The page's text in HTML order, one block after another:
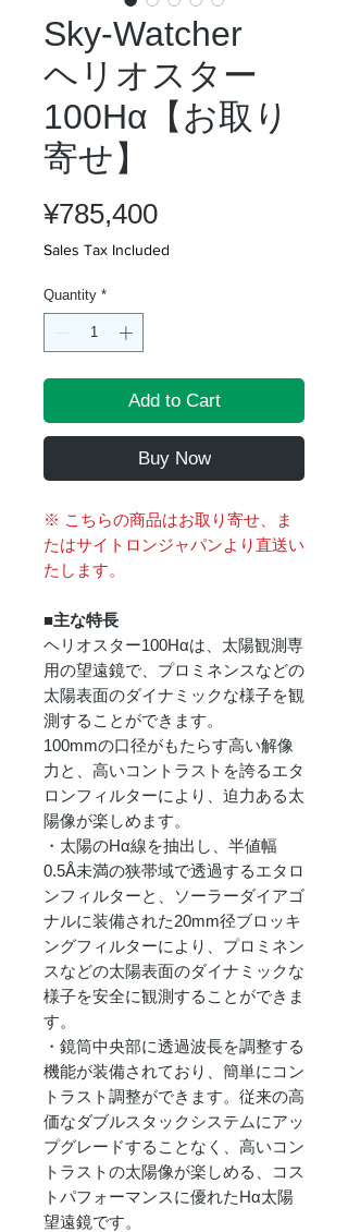
Sky-Watcher
ヘリオスター
100Hα【お取り
寄せ】
¥785,400Price
Sales Tax Included
Quantity *
Add to Cart
Buy Now
※ こちらの商品はお取り寄せ、ま
たはサイトロンジャパンより直送い
たします。
■主な特長
ヘリオスター100Hαは、太陽観測専
用の望遠鏡で、プロミネンスなどの
太陽表面のダイナミックな様子を観
測することができます。
100mmの口径がもたらす高い解像
力と、高いコントラストを誇るエタ
ロンフィルターにより、迫力ある太
陽像が楽しめます。
・太陽のHα線を抽出し、半値幅
0.5Å未満の狭帯域で透過するエタロ
ンフィルターと、ソーラーダイアゴ
ナルに装備された20mm径ブロッキ
ングフィルターにより、プロミネン
スなどの太陽表面のダイナミックな
様子を安全に観測することができま
す。
・鏡筒中央部に透過波長を調整する
機能が装備されており、簡単にコン
トラスト調整ができます。従来の高
価なダブルスタックシステムにアッ
プグレードすることなく、高いコン
トラストの太陽像が楽しめる、コス
トパフォーマンスに優れたHα太陽
望遠鏡です。